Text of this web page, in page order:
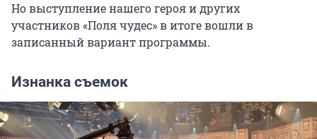
Но выступление нашего героя и других
участников «Поля чудес» в итоге вошли в
записанный вариант программы.
Изнанка съемок